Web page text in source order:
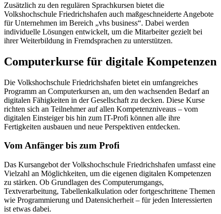
Zusätzlich zu den regulären Sprachkursen bietet die
Volkshochschule Friedrichshafen auch maßgeschneiderte Angebote
für Unternehmen im Bereich „vhs business“. Dabei werden
individuelle Lösungen entwickelt, um die Mitarbeiter gezielt bei
ihrer Weiterbildung in Fremdsprachen zu unterstützen.
Computerkurse für digitale Kompetenzen
Die Volkshochschule Friedrichshafen bietet ein umfangreiches
Programm an Computerkursen an, um den wachsenden Bedarf an
digitalen Fähigkeiten in der Gesellschaft zu decken. Diese Kurse
richten sich an Teilnehmer auf allen Kompetenzniveaus – vom
digitalen Einsteiger bis hin zum IT-Profi können alle ihre
Fertigkeiten ausbauen und neue Perspektiven entdecken.
Vom Anfänger bis zum Profi
Das Kursangebot der Volkshochschule Friedrichshafen umfasst eine
Vielzahl an Möglichkeiten, um die eigenen digitalen Kompetenzen
zu stärken. Ob Grundlagen des Computerumgangs,
Textverarbeitung, Tabellenkalkulation oder fortgeschrittene Themen
wie Programmierung und Datensicherheit – für jeden Interessierten
ist etwas dabei.